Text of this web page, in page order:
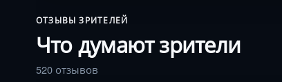
ОТЗЫВЫ ЗРИТЕЛЕЙ
Что думают зрители
520 отзывов